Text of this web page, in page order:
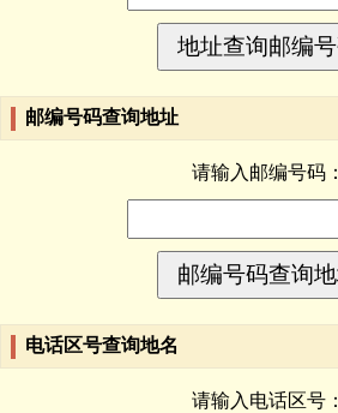
邮编号码查询地址
请输入邮编号码：
电话区号查询地名
请输入电话区号：